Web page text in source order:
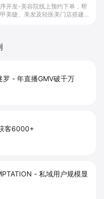
开发-美容院线上预约下单，帮
美睫、美发及轻医美门店搭建线
罗 - 年直播GMV破千万
客6000+
- 私域用户规模显